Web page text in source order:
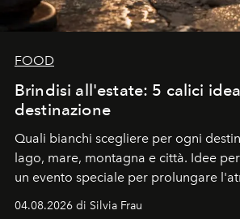
FOOD
Brindisi all'estate: 5 calici
destinazione
Quali bianchi scegliere per ogni
lago, mare, montagna e città. Idee
un evento speciale per prolungare
04.08.2026 di Silvia Frau